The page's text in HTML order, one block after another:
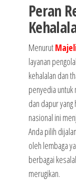
Peran
Menurut
layanan
kehalalan dan
penyedia
dan dapur
nasional ini
Anda pilih
oleh lembaga
berbagai
merugikan.